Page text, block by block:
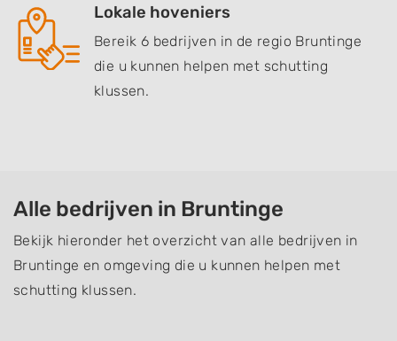
Lokale hoveniers
Bereik 6 bedrijven in de regio Bruntinge
die u kunnen helpen met schutting
klussen.
Alle bedrijven in Bruntinge
Bekijk hieronder het overzicht van alle bedrijven in
Bruntinge en omgeving die u kunnen helpen met
schutting klussen.